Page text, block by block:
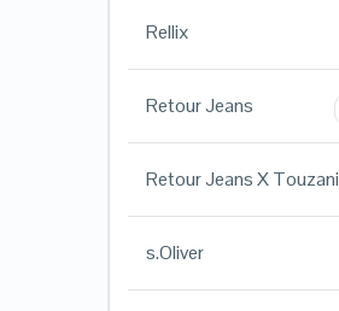
Rellix
Retour Jeans
Retour Jeans X Touzani
s.Oliver